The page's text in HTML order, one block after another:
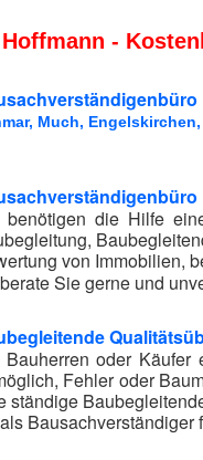
-
Much,
benötigen die Hilfe
von Immobilien,
Sie gerne und
Bauherren oder Käufer
Fehler oder
ständige